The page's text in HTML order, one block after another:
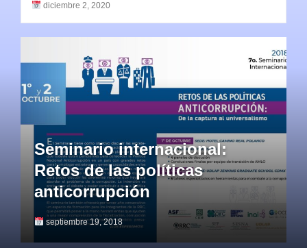
diciembre 2, 2020
Seminario internacional:
Retos de las políticas
anticorrupción
septiembre 19, 2018